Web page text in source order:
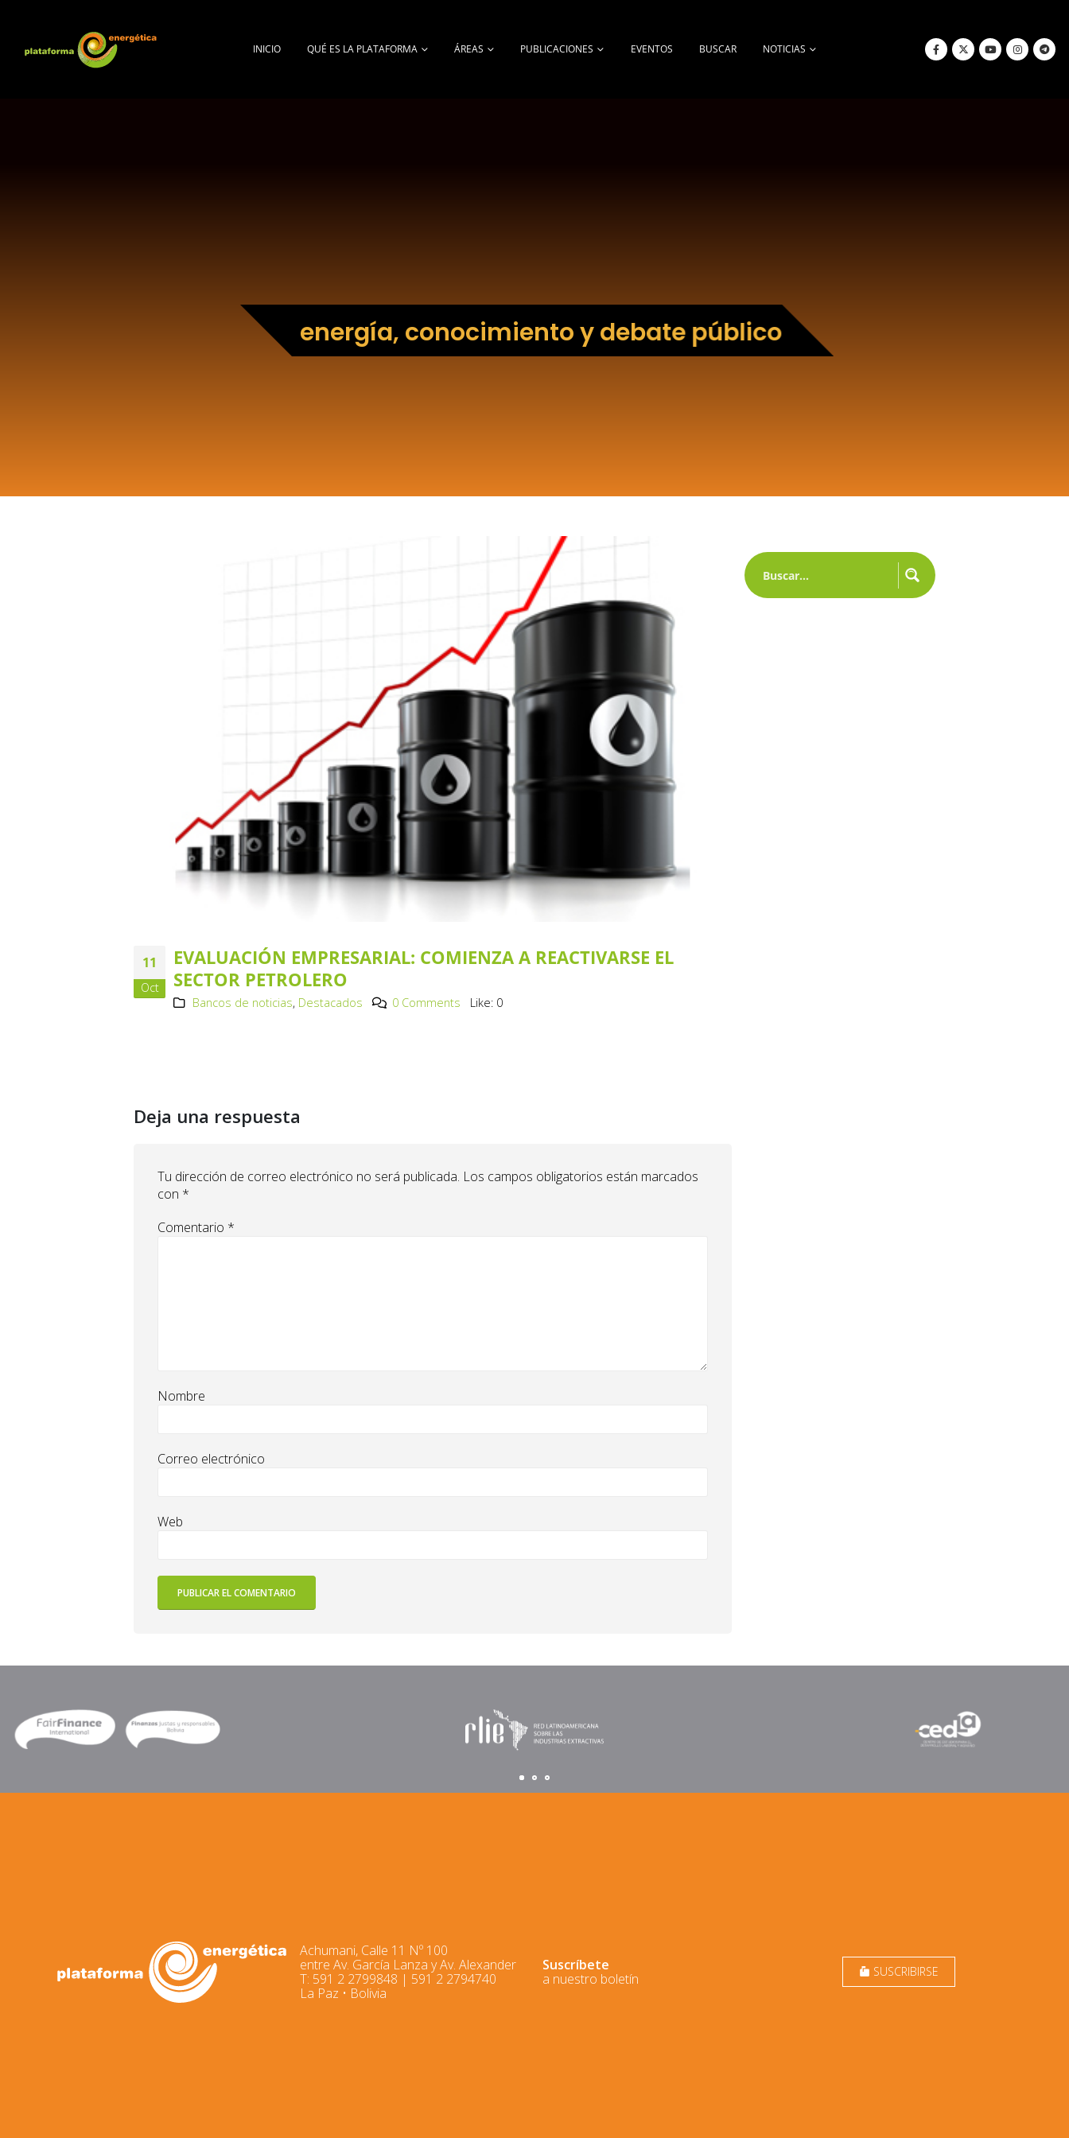
INICIO QUÉ ES LA PLATAFORMA ÁREAS PUBLICACIONES EVENTOS BUSCAR NOTICIAS
energía, conocimiento y debate público
11
Oct
EVALUACIÓN EMPRESARIAL: COMIENZA A REACTIVARSE EL
SECTOR PETROLERO
Bancos de noticias, Destacados 0 Comments Like: 0
Deja una respuesta
Tu dirección de correo electrónico no será publicada. Los campos obligatorios están marcados
con *
Comentario *
Nombre
Correo electrónico
Web
Achumani, Calle 11 Nº 100
entre Av. García Lanza y Av. Alexander
T: 591 2 2799848 | 591 2 2794740
La Paz • Bolivia
Suscríbete
a nuestro boletín
markunread_mailbox SUSCRIBIRSE